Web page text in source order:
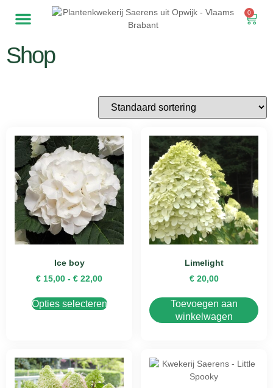
0
Shop
Ice boy
€ 15,00 - € 22,00
Opties selecteren
Limelight
€20,00
Toevoegen aan
winkelwagen